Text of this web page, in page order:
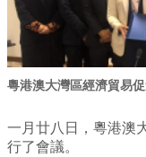
粵港澳大灣區經濟貿易
一月廿八日，粵港澳
行了會議。